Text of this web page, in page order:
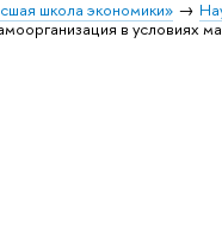
школа экономики»
в условиях